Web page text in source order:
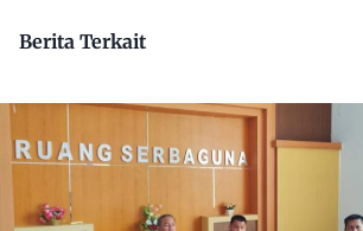
Berita Terkait